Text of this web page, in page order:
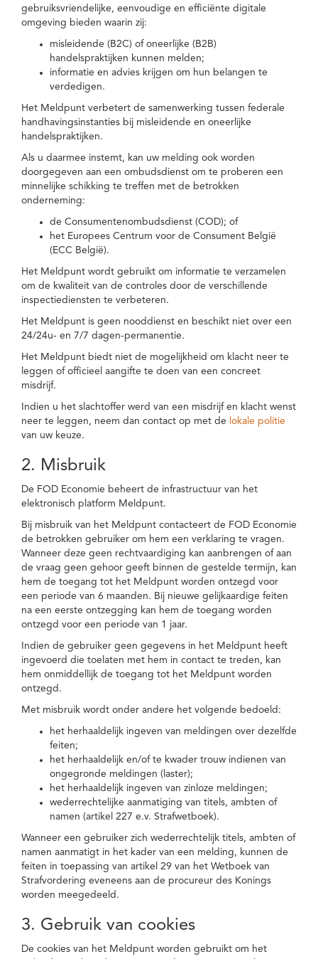
gebruiksvriendelijke, eenvoudige en efficiënte digitale
omgeving bieden waarin zij:
misleidende (B2C) of oneerlijke (B2B)
handelspraktijken kunnen melden;
informatie en advies krijgen om hun belangen te
verdedigen.
Het Meldpunt verbetert de samenwerking tussen federale
handhavingsinstanties bij misleidende en oneerlijke
handelspraktijken.
Als u daarmee instemt, kan uw melding ook worden
doorgegeven aan een ombudsdienst om te proberen een
minnelijke schikking te treffen met de betrokken
onderneming:
de Consumentenombudsdienst (COD); of
het Europees Centrum voor de Consument België
(ECC België).
Het Meldpunt wordt gebruikt om informatie te verzamelen
om de kwaliteit van de controles door de verschillende
inspectiediensten te verbeteren.
Het Meldpunt is geen nooddienst en beschikt niet over een
24/24u- en 7/7 dagen-permanentie.
Het Meldpunt biedt niet de mogelijkheid om klacht neer te
leggen of officieel aangifte te doen van een concreet
misdrijf.
Indien u het slachtoffer werd van een misdrijf en klacht wenst
neer te leggen, neem dan contact op met de lokale politie
van uw keuze.
2. Misbruik
De FOD Economie beheert de infrastructuur van het
elektronisch platform Meldpunt.
Bij misbruik van het Meldpunt contacteert de FOD Economie
de betrokken gebruiker om hem een verklaring te vragen.
Wanneer deze geen rechtvaardiging kan aanbrengen of aan
de vraag geen gehoor geeft binnen de gestelde termijn, kan
hem de toegang tot het Meldpunt worden ontzegd voor
een periode van 6 maanden. Bij nieuwe gelijkaardige feiten
na een eerste ontzegging kan hem de toegang worden
ontzegd voor een periode van 1 jaar.
Indien de gebruiker geen gegevens in het Meldpunt heeft
ingevoerd die toelaten met hem in contact te treden, kan
hem onmiddellijk de toegang tot het Meldpunt worden
ontzegd.
Met misbruik wordt onder andere het volgende bedoeld:
het herhaaldelijk ingeven van meldingen over dezelfde
feiten;
het herhaaldelijk en/of te kwader trouw indienen van
ongegronde meldingen (laster);
het herhaaldelijk ingeven van zinloze meldingen;
wederrechtelijke aanmatiging van titels, ambten of
namen (artikel 227 e.v. Strafwetboek).
Wanneer een gebruiker zich wederrechtelijk titels, ambten of
namen aanmatigt in het kader van een melding, kunnen de
feiten in toepassing van artikel 29 van het Wetboek van
Strafvordering eveneens aan de procureur des Konings
worden meegedeeld.
3. Gebruik van cookies
De cookies van het Meldpunt worden gebruikt om het